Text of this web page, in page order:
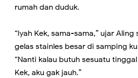
rumah dan duduk.
“Iyah Kek, sama-sama,” ujar
gelas stainles besar di samping
“Nanti kalau butuh sesuatu
Kek, aku gak jauh.”